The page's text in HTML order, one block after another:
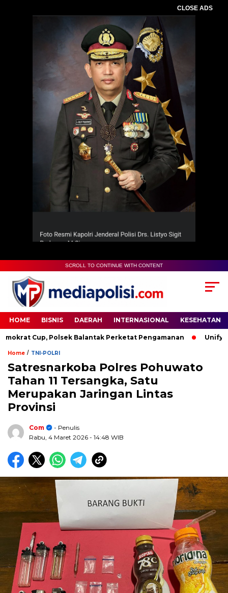
CLOSE ADS
SCROLL TO CONTINUE WITH CONTENT
HOME BISNIS DAERAH INTERNASIONAL KESEHATAN
Cup, Polsek Balantak Perketat Pengamanan Unifying
Home / TNI-POLRI
Satresnarkoba Polres Pohuwato
Tahan 11 Tersangka, Satu
Merupakan Jaringan Lintas
Provinsi
Com
- Penulis
Rabu, 4 Maret 2026 - 14:48 WIB